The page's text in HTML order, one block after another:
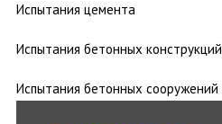
Испытания цемента
Испытания бетонных конструкций
Испытания бетонных сооружений